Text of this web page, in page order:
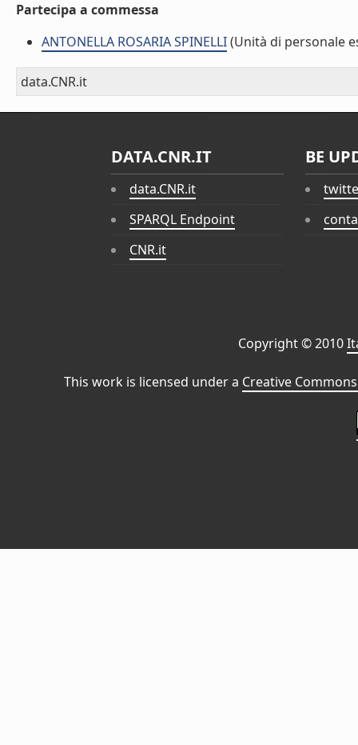
Partecipa a commessa
ANTONELLA ROSARIA SPINELLI(Unità di personale
data.CNR.it
DATA.CNR.IT
data.CNR.it
SPARQL Endpoint
CNR.it
BE
Copyright © 2010
This work is licensed under a Creative